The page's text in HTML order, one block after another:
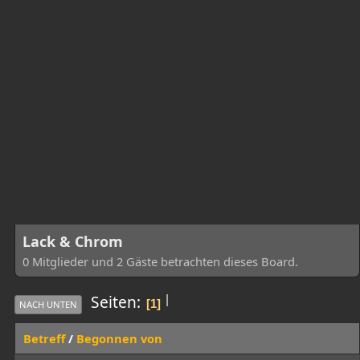
Lack & Chrom
0 Mitglieder und 2 Gäste betrachten dieses Board.
|
NACH UNTEN Seiten 1
Betreff/ Begonnen von